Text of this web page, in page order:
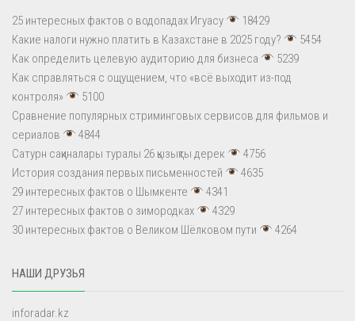
25 интересных фактов о водопадах Игуасу
18429
Какие налоги нужно платить в Казахстане в 2025 году?
5454
Как определить целевую аудиторию для бизнеса
5239
Как справляться с ощущением, что «всё выходит из-под
контроля»
5100
Сравнение популярных стриминговых сервисов для фильмов и
сериалов
4844
Сатурн сақиналары туралы 26 қызықты дерек
4756
История создания первых письменностей
4635
29 интересных фактов о Шымкенте
4341
27 интересных фактов о зимородках
4329
30 интересных фактов о Великом Шёлковом пути
4264
НАШИ ДРУЗЬЯ
inforadar.kz